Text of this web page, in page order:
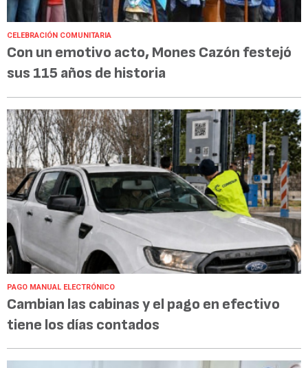
CELEBRACIÓN COMUNITARIA
Con un emotivo acto, Mones Cazón festejó
sus 115 años de historia
PAGO MANUAL ELECTRÓNICO
Cambian las cabinas y el pago en efectivo
tiene los días contados